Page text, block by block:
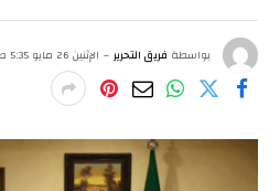
بواسطة فريق التحرير الإثنين 26 مايو 5:35 ص